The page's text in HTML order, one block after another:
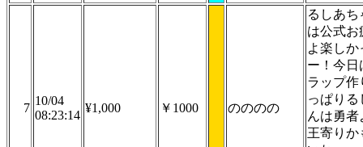
7
10/04
08:23:14
¥1,000 ￥1000 のののの
るしあち
は公式お
よ楽しか
ー！今
ラップ作
っぱりる
んは勇者
王寄りか